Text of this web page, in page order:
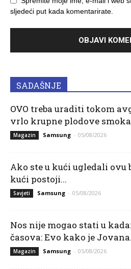
sljedeći put kada komentarirate.
SADAŠNJE
OVO treba uraditi tokom
vrlo krupne plodove
Magazin Samsung - 05/08/2026
Ako ste u kući ugledali ovu
kući postoji...
Savjeti Samsung - 05/08/2026
Nos nije mogao stati u
časova: Evo kako je
Magazin Samsung - 05/08/2026